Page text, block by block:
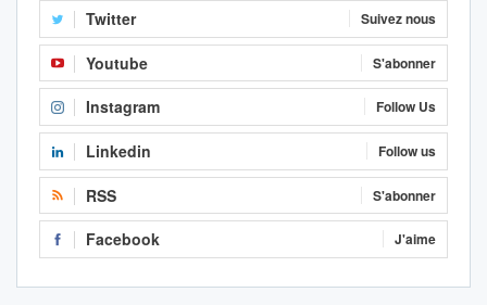
Twitter Suivez nous
Youtube S'abonner
Instagram Follow Us
Linkedin Follow us
RSS S'abonner
Facebook J'aime